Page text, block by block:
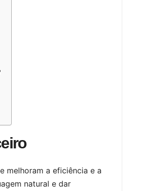
melhoram a eficiência e a
natural e dar